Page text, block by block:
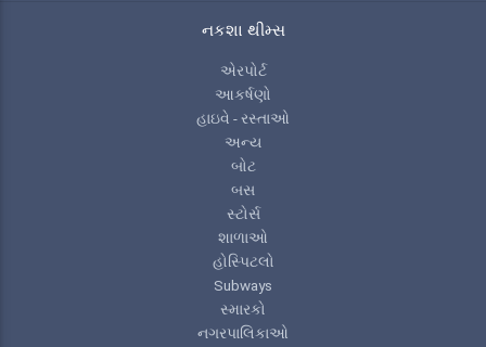
નકશા થીમ્સ
એરપોર્ટ
આકર્ષણો
હાઇવે - રસ્તાઓ
અન્ય
બોટ
બસ
સ્ટોર્સ
શાળાઓ
હોસ્પિટલો
Subways
સ્મારકો
નગરપાલિકાઓ